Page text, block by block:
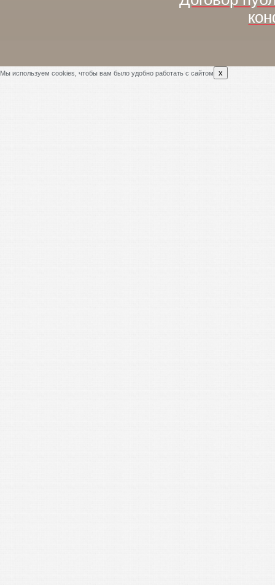
Мы используем cookies, чтобы вам было удобно работать с сайтом x